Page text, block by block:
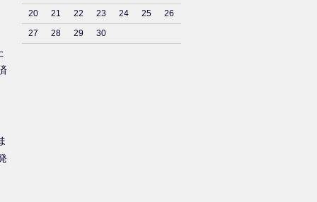
20
21 22 23 24 25
26
27
28 29 30